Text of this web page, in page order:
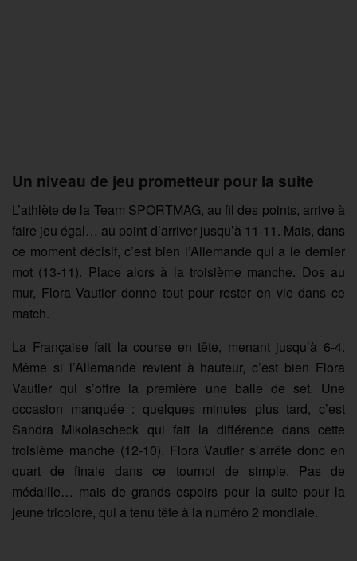
Un niveau de jeu prometteur pour la suite
L’athlète de la Team SPORTMAG, au fil des points, arrive à
faire jeu égal… au point d’arriver jusqu’à 11-11. Mais, dans
ce moment décisif, c’est bien l’Allemande qui a le dernier
mot (13-11). Place alors à la troisième manche. Dos au
mur, Flora Vautier donne tout pour rester en vie dans ce
match.
La Française fait la course en tête, menant jusqu’à 6-4.
Même si l’Allemande revient à hauteur, c’est bien Flora
Vautier qui s’offre la première une balle de set. Une
occasion manquée : quelques minutes plus tard, c’est
Sandra Mikolascheck qui fait la différence dans cette
troisième manche (12-10). Flora Vautier s’arrête donc en
quart de finale dans ce tournoi de simple. Pas de
médaille… mais de grands espoirs pour la suite pour la
jeune tricolore, qui a tenu tête à la numéro 2 mondiale.